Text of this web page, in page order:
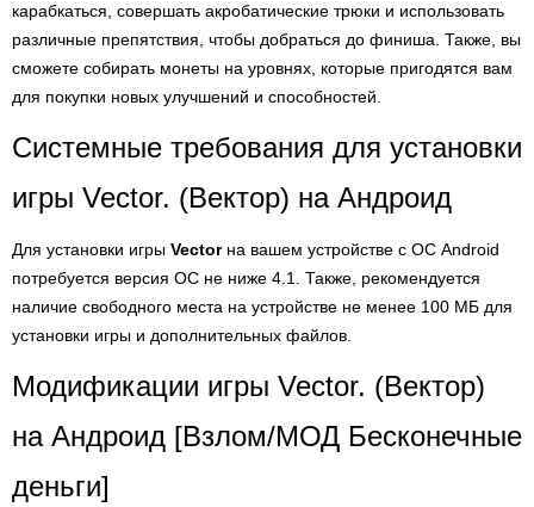
карабкаться, совершать акробатические трюки и использовать
различные препятствия, чтобы добраться до финиша. Также, вы
сможете собирать монеты на уровнях, которые пригодятся вам
для покупки новых улучшений и способностей.
Системные требования для установки
игры Vector. (Вектор) на Андроид
Для установки игры Vectorна вашем устройстве с ОС Android
потребуется версия ОС не ниже 4.1. Также, рекомендуется
наличие свободного места на устройстве не менее 100 МБ для
установки игры и дополнительных файлов.
Модификации игры Vector. (Вектор)
на Андроид [Взлом/МОД Бесконечные
деньги]